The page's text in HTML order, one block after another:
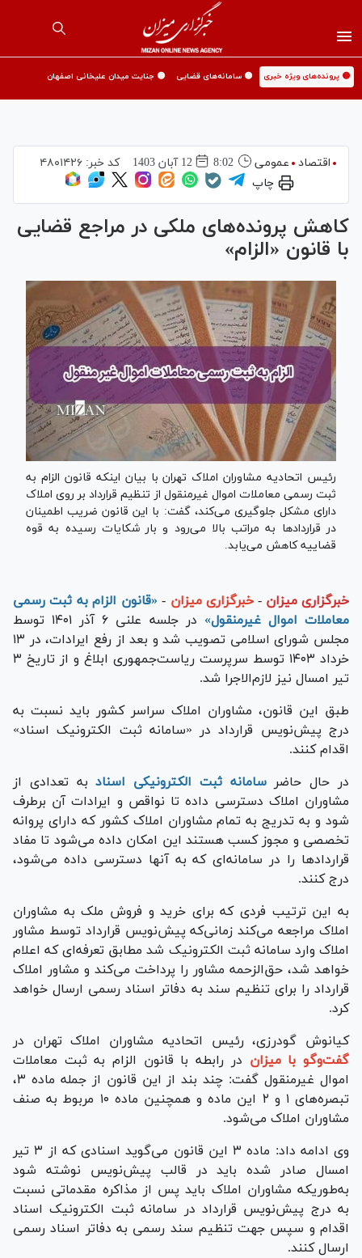
🟡 پرونده‌های ویژه خبری 🟡 سامانه‌های قضایی 🟡 جنایت میدان علیخانی اصفهان
اقتصاد عمومی 8:02 12 آبان 1403 کد خبر:۴۸۰۱۴۲۶
چاپ
کاهش پرونده‌های ملکی در مراجع قضایی
با قانون «الزام»
رئیس اتحادیه مشاوران املاک تهران با بیان اینکه قانون الزام به
ثبت رسمی معاملات اموال غیرمنقول از تنظیم قرارداد بر روی املاک
دارای مشکل جلوگیری می‌کند، گفت: با این قانون ضریب اطمینان
در قرارداد‌ها به مراتب بالا می‌رود و بار شکایات رسیده به قوه‌
قضاییه کاهش می‌یابد.
خبرگزاری میزان - خبرگزاری میزان - «قانون الزام به ثبت رسمی
معاملات اموال غیرمنقول»
در جلسه علنی ۶ آذر ۱۴۰۱ توسط
مجلس شورای اسلامی تصویب شد و بعد از رفع ایرادات، در ۱۳
خرداد ۱۴۰۳ توسط سرپرست ریاست‌جمهوری ابلاغ و از تاریخ ۳
تیر امسال نیز لازم‌الاجرا شد.
طبق این قانون، مشاوران املاک سراسر کشور باید نسبت به
درج پیش‌نویس قرارداد در «سامانه ثبت الکترونیک اسناد»
اقدام کنند.
در حال حاضرسامانه ثبت الکترونیکی اسنادبه تعدادی از
مشاوران املاک دسترسی داده تا نواقص و ایراد‌ات آن برطرف
شود و به تدریج به تمام مشاوران املاک کشور که دارای پروانه
تخصصی و مجوز کسب هستند این امکان داده می‌شود تا مفاد
قرارداد‌ها را در سامانه‌ای که به آنها دسترسی داده می‌شود،
درج کنند.
به این ترتیب فردی که برای خرید و فروش ملک به مشاوران
املاک مراجعه می‌کند زمانی‌که پیش‌نویس قرارداد توسط مشاور
املاک وارد سامانه ثبت الکترونیک شد مطابق تعرفه‌ای که اعلام
خواهد شد، حق‌الزحمه مشاور را پرداخت می‌کند و مشاور املاک
قرارداد را برای تنظیم سند به دفاتر اسناد رسمی ارسال خواهد
کرد.
کیانوش گودرزی، رئیس اتحادیه مشاوران املاک تهران در
گفت‌وگو با میزان در رابطه با قانون الزام به ثبت معاملات
اموال غیرمنقول گفت: چند بند از این قانون از جمله ماده ۳،
تبصره‌های ۱ و ۲ این ماده و همچنین ماده ۱۰ مربوط به صنف
مشاوران املاک می‌شود.
وی ادامه داد: ماده ۳ این قانون می‌گوید اسنادی که از ۳ تیر
امسال صادر شده باید در قالب پیش‌نویس نوشته شود
به‌طوریکه مشاوران املاک باید پس از مذاکره مقدماتی نسبت
به درج پیش‌نویس قرارداد در سامانه ثبت الکترونیک اسناد
اقدام و سپس جهت تنظیم سند رسمی به دفاتر اسناد رسمی
ارسال کنند.